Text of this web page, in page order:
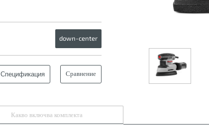
down-center
Сравнение
Спецификация
Какво включва комплекта